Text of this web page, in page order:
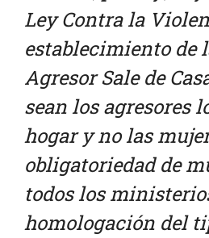
Ley Contra la
establecimiento de
Agresor Sale de
sean los agresores
hogar y no las
obligatoriedad de
todos los
homologación del